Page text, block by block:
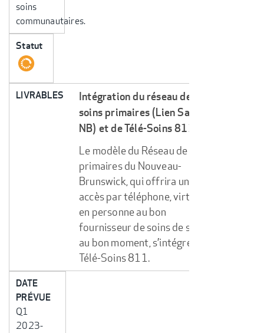
soins
communautaires.
Statut
LIVRABLES
Intégration du réseau de
soins primaires (Lien Santé
NB) et de Télé-Soins 811
Le modèle du Réseau de soins
primaires du Nouveau-
Brunswick, qui offrira un
accès par téléphone, virtuel et
en personne au bon
fournisseur de soins de santé
au bon moment, s’intégrera à
Télé-Soins 811.
DATE
PRÉVUE
Q1
2023-